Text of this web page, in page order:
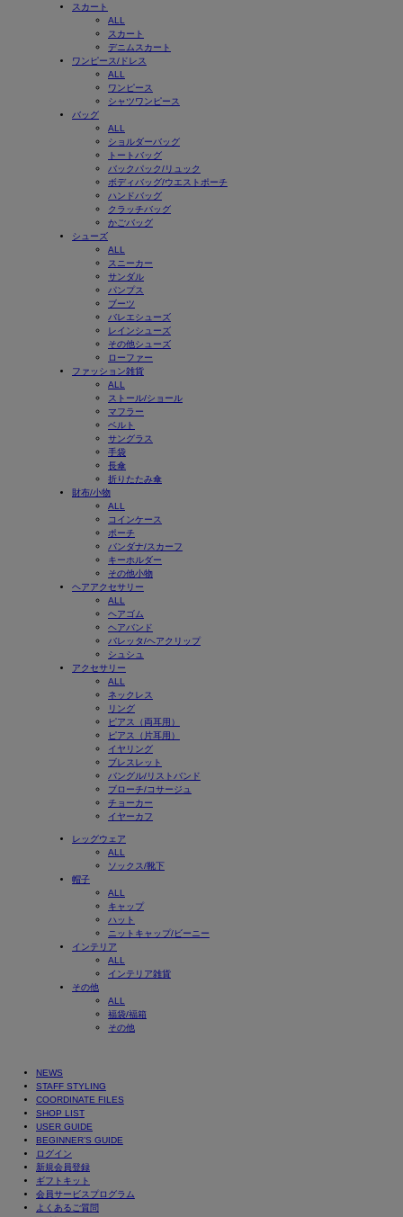
スカート
ALL
スカート
デニムスカート
ワンピース/ドレス
ALL
ワンピース
シャツワンピース
バッグ
ALL
ショルダーバッグ
トートバッグ
バックパック/リュック
ボディバッグ/ウエストポーチ
ハンドバッグ
クラッチバッグ
かごバッグ
シューズ
ALL
スニーカー
サンダル
パンプス
ブーツ
バレエシューズ
レインシューズ
その他シューズ
ローファー
ファッション雑貨
ALL
ストール/ショール
マフラー
ベルト
サングラス
手袋
長傘
折りたたみ傘
財布/小物
ALL
コインケース
ポーチ
バンダナ/スカーフ
キーホルダー
その他小物
ヘアアクセサリー
ALL
ヘアゴム
ヘアバンド
バレッタ/ヘアクリップ
シュシュ
アクセサリー
ALL
ネックレス
リング
ピアス（両耳用）
ピアス（片耳用）
イヤリング
ブレスレット
バングル/リストバンド
ブローチ/コサージュ
チョーカー
イヤーカフ
レッグウェア
ALL
ソックス/靴下
帽子
ALL
キャップ
ハット
ニットキャップ/ビーニー
インテリア
ALL
インテリア雑貨
その他
ALL
福袋/福箱
その他
NEWS
STAFF STYLING
COORDINATE FILES
SHOP LIST
USER GUIDE
BEGINNER’S GUIDE
ログイン
新規会員登録
ギフトキット
会員サービスプログラム
よくあるご質問